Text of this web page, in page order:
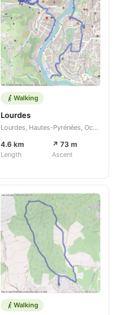
Walking
Lourdes
Lourdes, Hautes-Pyrénées, Occitanie, FR
4.6 km
Length
↗ 73 m
Ascent
Walking